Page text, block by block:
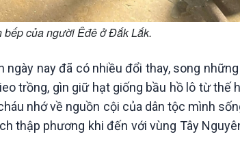
của người Êđê ở Đắk Lắk.
nay đã có nhiều đổi thay, song
trồng, gìn giữ hạt giống bầu hồ lô từ thế
nhớ về nguồn cội của dân tộc mình
thập phương khi đến với vùng Tây